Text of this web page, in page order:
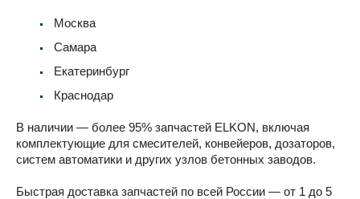
Москва
Самара
Екатеринбург
Краснодар
В наличии — более 95% запчастей ELKON, включая
комплектующие для смесителей, конвейеров, дозаторов,
систем автоматики и других узлов бетонных заводов.
Быстрая доставка запчастей по всей России — от 1 до 5